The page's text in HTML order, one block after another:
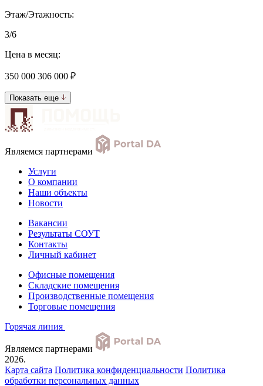
Этаж/Этажность:
3/6
Цена в месяц:
350 000 306 000 ₽
Показать еще
Являемся партнерами
Услуги
О компании
Наши объекты
Новости
Вакансии
Результаты СОУТ
Контакты
Личный кабинет
Офисные помещения
Складские помещения
Производственные помещения
Торговые помещения
Горячая линия
Являемся партнерами
2026.
Карта сайта Политика конфиденциальности Политика
обработки персональных данных